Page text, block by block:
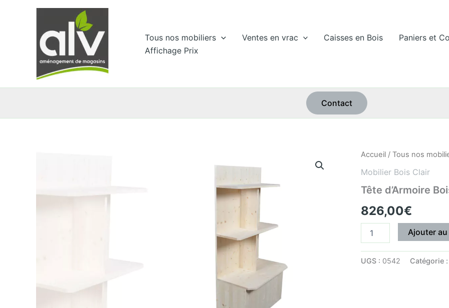
Tous nos mobiliers Ventes en vrac Caisses en Bois
Paniers et
Affichage Prix
Contact
Accueil / Tous nos
Mobilier Bois Clair
Tête d’Armoire
826,00€
quantité
Tête
Bois
Ajouter
UGS : 0542 Catégorie